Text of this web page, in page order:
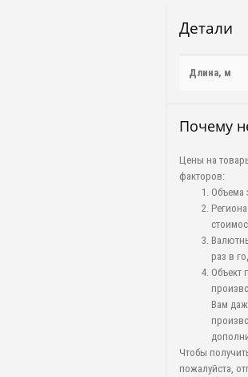
Детали
Длина, м
Почему
Цены на
факторов:
Объема
раз в
Объект
Вам
Чтобы
пожалуйста,